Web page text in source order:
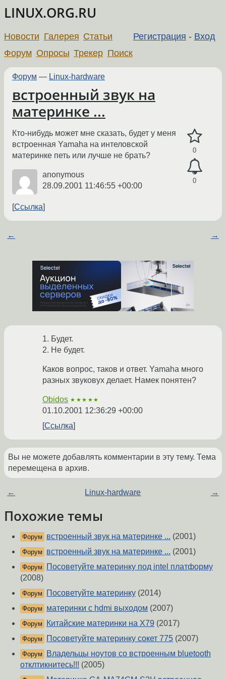
LINUX.ORG.RU
Регистрация - Вход
Новости Галерея Статьи
Форум Опросы Трекер Поиск
Форум — Linux-hardware
встроенный звук на
материнке ...
0
0
Кто-нибудь может мне сказать, будет у меня
встроенная Yamaha на интеловской
материнке петь или лучше не брать?
anonymous
28.09.2001 11:46:55 +00:00
Ссылка
← →
1. Будет.
2. Не будет.
Каков вопрос, таков и ответ. Yamaha много
разных звуковух делает. Намек понятен?
Obidos ★★★★★
01.10.2001 12:36:29 +00:00
Ссылка
Вы не можете добавлять комментарии в эту тему. Тема
перемещена в архив.
← Linux-hardware →
Похожие темы
Форум встроенный звук на материнке ... (2001)
Форум встроенный звук на материнке ... (2001)
Форум
Посоветуйте материнку под intel платформу
(2008)
Форум Посоветуйте материнку (2014)
Форум материнки с hdmi выходом (2007)
Форум Китайские материнки на X79 (2017)
Форум Посоветуйте материнку сокет 775 (2007)
Форум
Владельцы ноутов со встроенным bluetooth
отклтикнитесь!!! (2005)